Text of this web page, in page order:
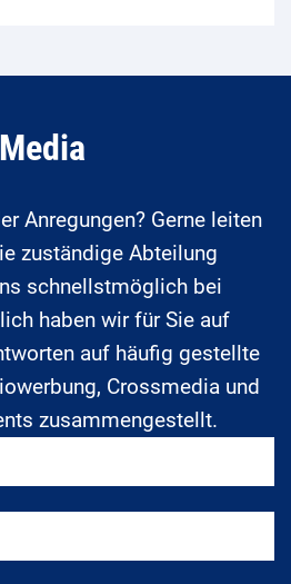
Anregungen? Gerne leiten
zuständige Abteilung
schnellstmöglich bei
haben wir für Sie auf
auf häufig gestellte
Crossmedia und
zusammengestellt.